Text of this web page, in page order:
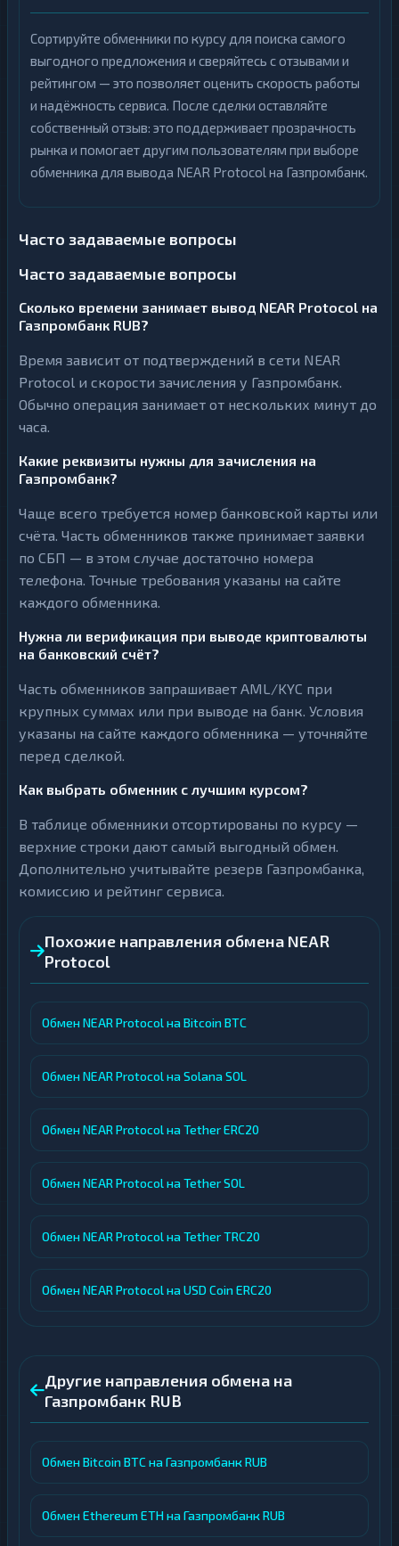
Сортируйте обменники по курсу для поиска самого
выгодного предложения и сверяйтесь с отзывами и
рейтингом — это позволяет оценить скорость работы
и надёжность сервиса. После сделки оставляйте
собственный отзыв: это поддерживает прозрачность
рынка и помогает другим пользователям при выборе
обменника для вывода NEAR Protocol на Газпромбанк.
Часто задаваемые вопросы
Часто задаваемые вопросы
Сколько времени занимает вывод NEAR Protocol на
Газпромбанк RUB?
Время зависит от подтверждений в сети NEAR
Protocol и скорости зачисления у Газпромбанк.
Обычно операция занимает от нескольких минут до
часа.
Какие реквизиты нужны для зачисления на
Газпромбанк?
Чаще всего требуется номер банковской карты или
счёта. Часть обменников также принимает заявки
по СБП — в этом случае достаточно номера
телефона. Точные требования указаны на сайте
каждого обменника.
Нужна ли верификация при выводе криптовалюты
на банковский счёт?
Часть обменников запрашивает AML/KYC при
крупных суммах или при выводе на банк. Условия
указаны на сайте каждого обменника — уточняйте
перед сделкой.
Как выбрать обменник с лучшим курсом?
В таблице обменники отсортированы по курсу —
верхние строки дают самый выгодный обмен.
Дополнительно учитывайте резерв Газпромбанка,
комиссию и рейтинг сервиса.
Похожие направления обмена NEAR
Protocol
Обмен NEAR Protocol на Bitcoin BTC
Обмен NEAR Protocol на Solana SOL
Обмен NEAR Protocol на Tether ERC20
Обмен NEAR Protocol на Tether SOL
Обмен NEAR Protocol на Tether TRC20
Обмен NEAR Protocol на USD Coin ERC20
Другие направления обмена на
Газпромбанк RUB
Обмен Bitcoin BTC на Газпромбанк RUB
Обмен Ethereum ETH на Газпромбанк RUB